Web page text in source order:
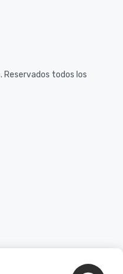
todos los